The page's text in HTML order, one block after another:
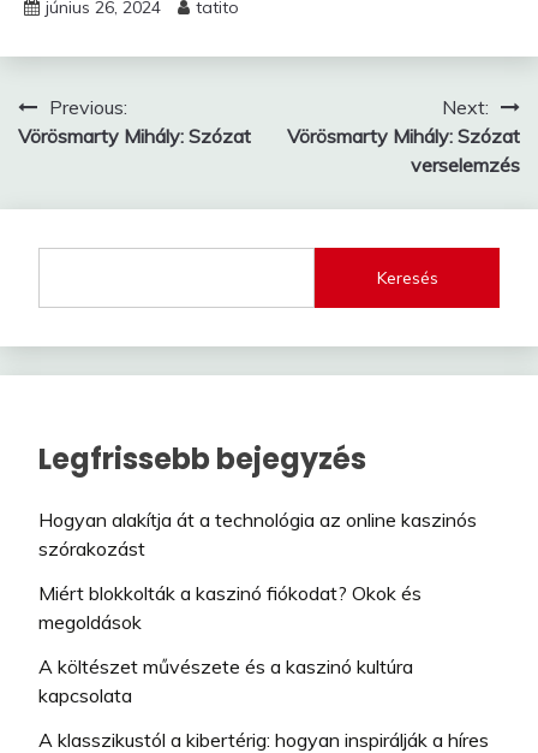
június 26, 2024 tatito
Bejegyzés
navigáció
Previous:
Vörösmarty Mihály: Szózat
Next:
Vörösmarty Mihály: Szózat
verselemzés
Keresés
Legfrissebb bejegyzés
Hogyan alakítja át a technológia az online kaszinós
szórakozást
Miért blokkolták a kaszinó fiókodat? Okok és
megoldások
A költészet művészete és a kaszinó kultúra
kapcsolata
A klasszikustól a kibertérig: hogyan inspirálják a híres